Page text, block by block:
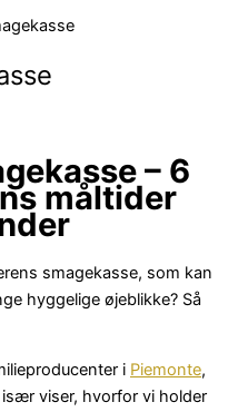
– 6
måltider
smagekasse, som kan
hyggelige øjeblikke? Så
i Piemonte,
viser, hvorfor vi holder